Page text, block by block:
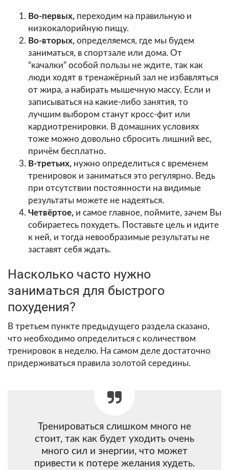
Во-первых, переходим на правильную и
низкокалорийную пищу.
Во-вторых, определяемся, где мы будем
заниматься, в спортзале или дома. От
“качалки” особой пользы не ждите, так как
люди ходят в тренажёрный зал не избавляться
от жира, а набирать мышечную массу. Если и
записываться на какие-либо занятия, то
лучшим выбором станут кросс-фит или
кардиотренировки. В домашних условиях
тоже можно довольно сбросить лишний вес,
причём бесплатно.
В-третьих, нужно определиться с временем
тренировок и заниматься это регулярно. Ведь
при отсутствии постоянности на видимые
результаты можете не надеяться.
Четвёртое, и самое главное, поймите, зачем Вы
собираетесь похудеть. Поставьте цель и идите
к ней, и тогда невообразимые результаты не
заставят себя ждать.
Насколько часто нужно
заниматься для быстрого
похудения?
В третьем пункте предыдущего раздела сказано,
что необходимо определиться с количеством
тренировок в неделю. На самом деле достаточно
придерживаться правила золотой середины.
Тренироваться слишком много не
стоит, так как будет уходить очень
много сил и энергии, что может
привести к потере желания худеть.